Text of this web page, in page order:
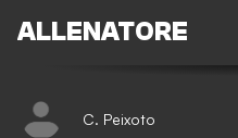
ALLENATORE
C. Peixoto